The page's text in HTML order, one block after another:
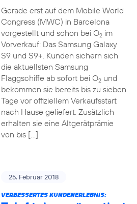
Gerade erst auf dem Mobile World
Congress (MWC) in Barcelona
vorgestellt und schon bei O2im
Vorverkauf: Das Samsung Galaxy
S9 und S9+. Kunden sichern sich
die aktuellsten Samsung
Flaggschiffe ab sofort bei O2und
bekommen sie bereits bis zu sieben
Tage vor offiziellem Verkaufsstart
nach Hause geliefert. Zusätzlich
erhalten sie eine Altgerätprämie
von bis […]
25. Februar 2018
VERBESSERTES KUNDENERLEBNIS: